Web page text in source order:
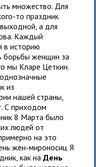
множество. Для
то праздник
а для
Каждый
в историю
борьбы женщин за
мы Кларе Цеткин.
из
нашей страны,
С приходом
8 Марта было
людей от
на это
жен-мироносиц. Я
как наДень